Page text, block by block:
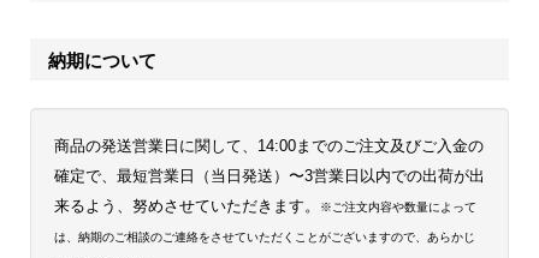
納期について
商品の発送営業日に関して、14:00までのご注文及びご入金の
確定で、最短営業日（当日発送）〜3営業日以内での出荷が出
来るよう、努めさせていただきます。
※ご注文内容や数量によって
は、納期のご相談のご連絡をさせていただくことがございますので、あらかじ